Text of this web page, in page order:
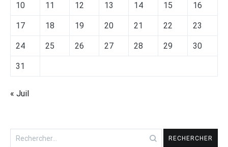
10 11 12 13 14 15 16
17 18 19 20 21 22 23
24 25 26 27 28 29 30
31
« Juil
Rechercher :